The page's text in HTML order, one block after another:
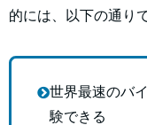
的には、以下の通り
世界最速のバ
験できる